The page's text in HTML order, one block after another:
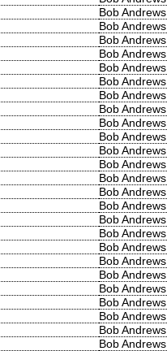
Bob Andrews
Bob Andrews
Bob Andrews
Bob Andrews
Bob Andrews
Bob Andrews
Bob Andrews
Bob Andrews
Bob Andrews
Bob Andrews
Bob Andrews
Bob Andrews
Bob Andrews
Bob Andrews
Bob Andrews
Bob Andrews
Bob Andrews
Bob Andrews
Bob Andrews
Bob Andrews
Bob Andrews
Bob Andrews
Bob Andrews
Bob Andrews
Bob Andrews